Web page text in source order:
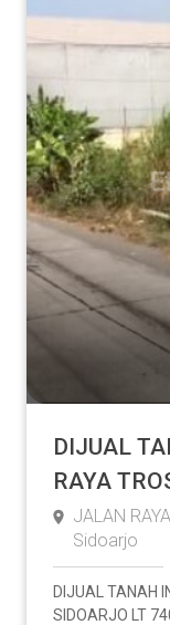
DIJUAL
RAYA
JALAN
Sidoarjo
DIJUAL TANAH
SIDOARJO LT